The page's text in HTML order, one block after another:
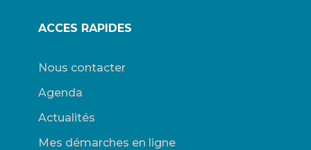
ACCES RAPIDES
Nous contacter
Agenda
Actualités
Mes démarches en ligne